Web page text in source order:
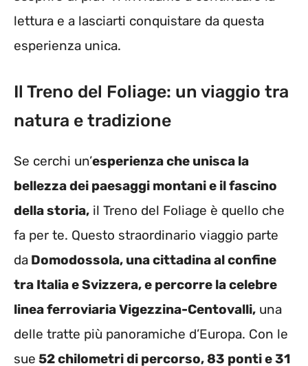
lettura e a lasciarti conquistare da questa
esperienza unica.
Il Treno del Foliage: un viaggio tra
natura e tradizione
Se cerchi un’esperienza che unisca la
bellezza dei paesaggi montani e il fascino
della storia, il Treno del Foliage è quello che
fa per te. Questo straordinario viaggio parte
da Domodossola, una cittadina al confine
tra Italia e Svizzera, e percorre la celebre
linea ferroviaria Vigezzina-Centovalli, una
delle tratte più panoramiche d’Europa. Con le
sue 52 chilometri di percorso, 83 ponti e 31